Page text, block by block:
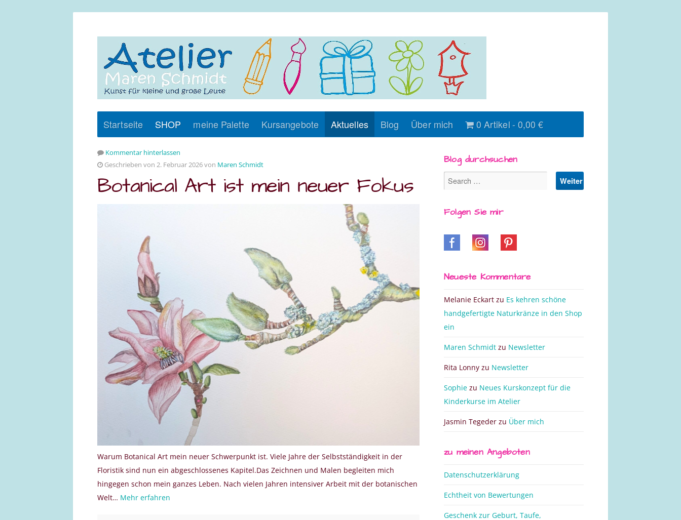
Startseite SHOP meine Palette Kursangebote Aktuelles Blog Über mich 0 Artikel 0,00 €
Kommentar hinterlassen
Geschrieben von 2. Februar 2026 von Maren Schmidt
Botanical Art ist mein neuer Fokus
Warum Botanical Art mein neuer Schwerpunkt ist. Viele Jahre der Selbstständigkeit in der
Floristik sind nun ein abgeschlossenes Kapitel.Das Zeichnen und Malen begleiten mich
hingegen schon mein ganzes Leben. Nach vielen Jahren intensiver Arbeit mit der botanischen
Welt… Mehr erfahren
Blog durchsuchen
Folgen Sie mir
Neueste Kommentare
Melanie Eckart zu Es kehren schöne
handgefertigte Naturkränze in den Shop
ein
Maren Schmidt zu Newsletter
Rita Lonny zu Newsletter
Sophie zu Neues Kurskonzept für die
Kinderkurse im Atelier
Jasmin Tegeder zu Über mich
zu meinen Angeboten
Datenschutzerklärung
Echtheit von Bewertungen
Geschenk zur Geburt, Taufe,